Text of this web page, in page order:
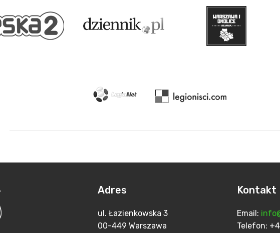
Adres
ul. Łazienkowska 3
00-449 Warszawa
Kontakt
Email:
Telefon: